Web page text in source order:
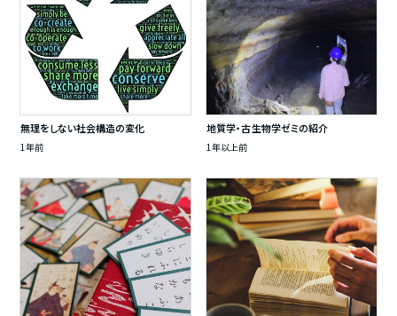
無理をしない社会構造の変化
1年前
地質学・古生物学ゼミの紹介
1年以上前